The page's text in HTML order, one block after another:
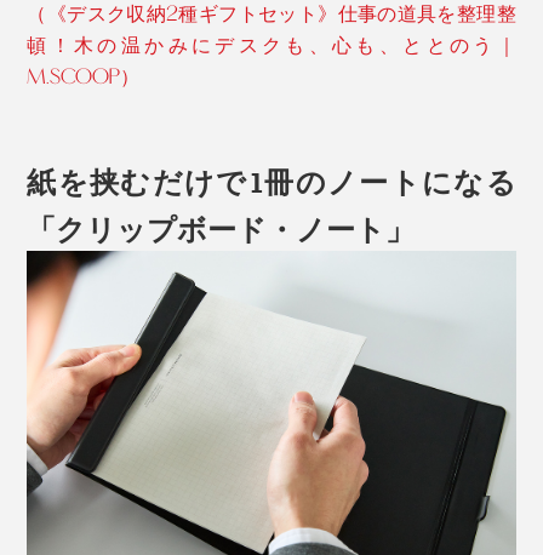
（《デスク収納2種ギフトセット》仕事の道具を整理整
頓！木の温かみにデスクも、心も、ととのう｜
M.SCOOP）
紙を挟むだけで1冊のノートになる
「クリップボード・ノート」